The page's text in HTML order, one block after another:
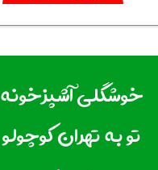
خوشگلی آشپزخونه
تو به تهران کوچولو